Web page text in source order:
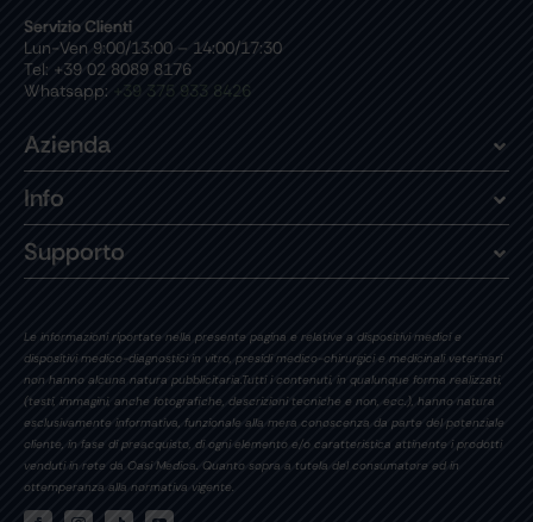
Servizio Clienti
Lun-Ven 9:00/13:00 – 14:00/17:30
Tel: +39 02 8089 8176
Whatsapp: +39 375 933 8426
Azienda
Info
Supporto
Le informazioni riportate nella presente pagina e relative a dispositivi medici e
dispositivi medico-diagnostici in vitro, presidi medico-chirurgici e medicinali veterinari
non hanno alcuna natura pubblicitaria.Tutti i contenuti, in qualunque forma realizzati,
(testi, immagini, anche fotografiche, descrizioni tecniche e non, ecc.), hanno natura
esclusivamente informativa, funzionale alla mera conoscenza da parte del potenziale
cliente, in fase di preacquisto, di ogni elemento e/o caratteristica attinente i prodotti
venduti in rete da Oasi Medica. Quanto sopra a tutela del consumatore ed in
ottemperanza alla normativa vigente.